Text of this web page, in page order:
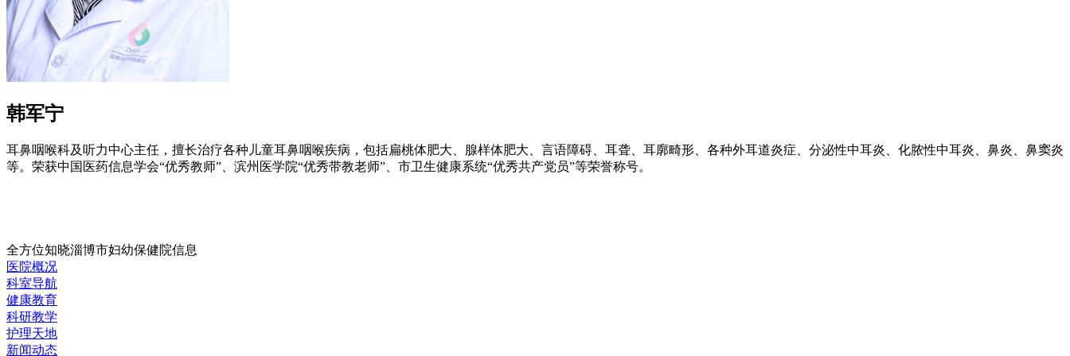
韩军宁
耳鼻咽喉科及听力中心主任，擅长治疗各种儿童耳鼻咽喉疾病，包括扁桃体肥大、腺样体肥大、言语障碍、耳聋、耳廓畸形、各种外耳道炎症、分泌性中耳炎、化脓性中耳炎、鼻炎、鼻窦炎
等。荣获中国医药信息学会“优秀教师”、滨州医学院“优秀带教老师”、市卫生健康系统“优秀共产党员”等荣誉称号。
全方位知晓淄博市妇幼保健院信息
医院概况
科室导航
健康教育
科研教学
护理天地
新闻动态